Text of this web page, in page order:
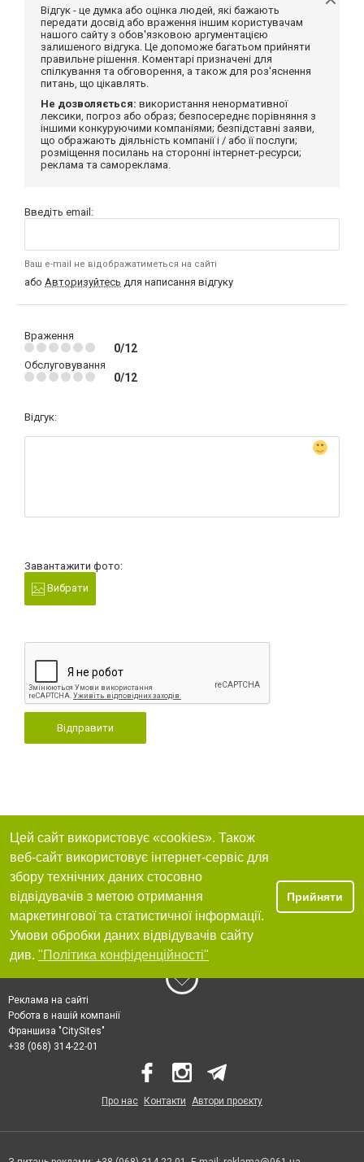
Відгук - це думка або оцінка людей, які бажають
передати досвід або враження іншим користувачам
нашого сайту з обов'язковою аргументацією
залишеного відгука. Це допоможе багатьом прийняти
правильне рішення. Коментарі призначені для
спілкування та обговорення, а також для роз'яснення
питань, що цікавлять.
Не дозволяється: використання ненормативної
лексики, погроз або образ; безпосереднє порівняння з
іншими конкуруючими компаніями; безпідставні заяви,
що ображають діяльність компанії і / або її послуги;
розміщення посилань на сторонні інтернет-ресурси;
реклама та самореклама.
Введіть email:
Ваш e-mail не відображатиметься на сайті
або Авторизуйтесь для написання відгуку
Враження
0/12
Обслуговування
0/12
Відгук:
Завантажити фото:
Вибрати
Відправити
Цей сайт використовує «cookies». Також
веб-сайт використовує інтернет-сервіс для
збору технічних даних стосовно
відвідувачів з метою отримання
маркетингової та статистичної інформації.
Умови обробки даних відвідувачів сайту
див. "Політика конфіденційності"
Прийняти
Реклама на сайті
Робота в нашій компанії
Франшиза "CitySites"
+38 (068) 314-22-01
Про нас Контакти Автори проєкту